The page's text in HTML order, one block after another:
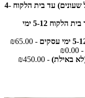
משלוח תמונה קטנה(עד 120 ס"מ ,כולל שעונים) עד בית הלקוח 4-
משלוח תמונה גדולה(מעל 120 ס"מ) עד בית הלקוח 5-12 ימי
- ₪65.00
- ₪0.00
- ₪450.00